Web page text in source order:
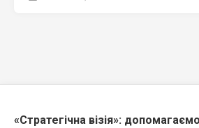
«Стратегічна візія»: